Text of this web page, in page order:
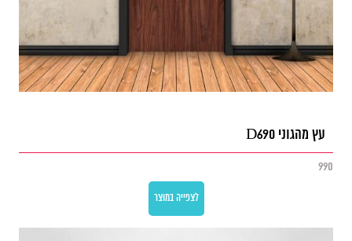
עץ מהגוני D690
990
לצפייה במוצר